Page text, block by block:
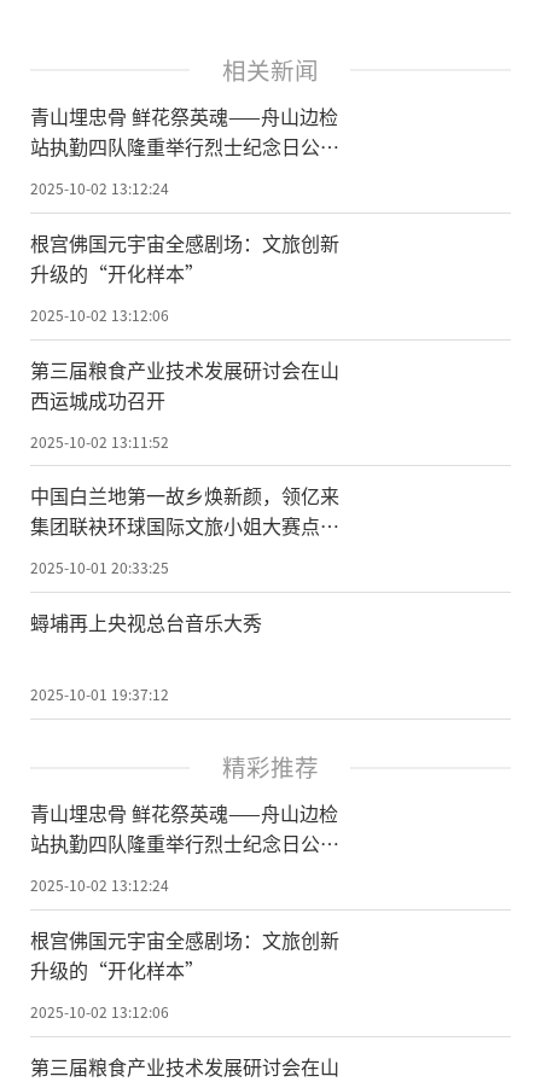
相关新闻
青山埋忠骨 鲜花祭英魂——舟山边检
站执勤四队隆重举行烈士纪念日公祭
2025-10-02 13:12:24
根宫佛国元宇宙全感剧场：文旅创新
升级的“开化样本”
2025-10-02 13:12:06
第三届粮食产业技术发展研讨会在山
西运城成功召开
2025-10-02 13:11:52
中国白兰地第一故乡焕新颜，领亿来
集团联袂环球国际文旅小姐大赛点亮
深圳
2025-10-01 20:33:25
蟳埔再上央视总台音乐大秀
2025-10-01 19:37:12
精彩推荐
青山埋忠骨 鲜花祭英魂——舟山边检
站执勤四队隆重举行烈士纪念日公祭
活动
2025-10-02 13:12:24
根宫佛国元宇宙全感剧场：文旅创新
升级的“开化样本”
2025-10-02 13:12:06
第三届粮食产业技术发展研讨会在山